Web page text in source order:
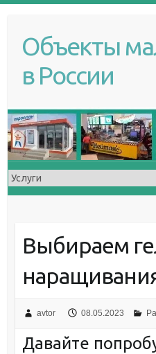
Объекты
в России
Выбираем
avtor 08.05.2023
Давайте